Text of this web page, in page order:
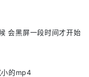
会黑屏一段时间才开始
小的mp4